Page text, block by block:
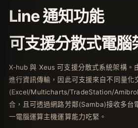
Line 通知功能
可支援分散式電腦
X-hub 與 Xeus 可支援分散式系統架構。
進行資訊傳輸，因此可支援來自不同量化
(Excel/Multicharts/TradeStation/
合，且可透過網路芳鄰(Samba)接收多台
一電腦運算主機運算能力吃緊。